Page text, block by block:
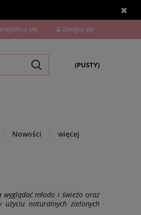
się Zaloguj się
(PUSTY)
Nowości więcej
młodo i świeżo oraz
naturalnych zielonych